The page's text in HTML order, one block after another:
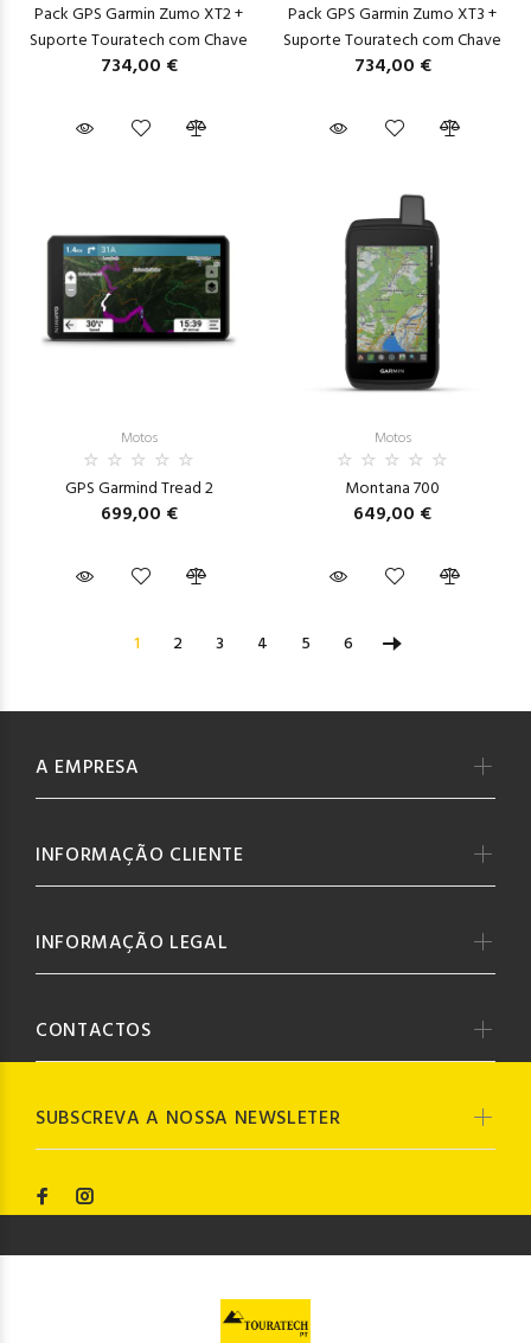
Pack GPS Garmin Zumo XT2 +
Suporte Touratech com Chave
734,00 €
Pack GPS Garmin Zumo XT3 +
Suporte Touratech com Chave
734,00 €
Motos
GPS Garmind Tread 2
699,00 €
Motos
Montana 700
649,00 €
1 2 3 4 5 6
SUBSCREVA A NOSSA NEWSLETER
A EMPRESA
INFORMAÇÃO CLIENTE
INFORMAÇÃO LEGAL
CONTACTOS